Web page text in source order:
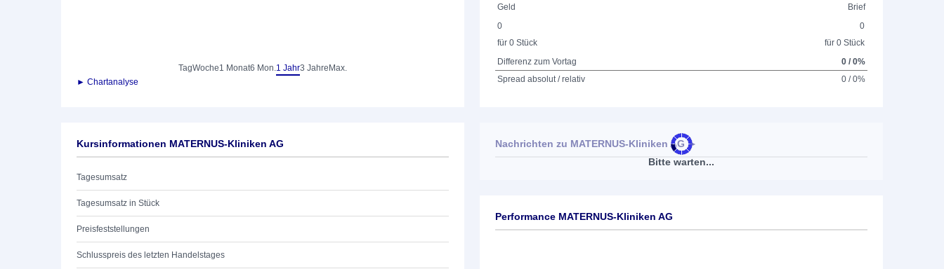
TagWoche1 Monat6 Mon.1 Jahr3 Jahre Max.
► Chartanalyse
Geld
Brief
0
für 0 Stück
0
für 0 Stück
Differenz zum Vortag
0 / 0%
Spread absolut / relativ
0 / 0%
Kursinformationen MATERNUS-Kliniken AG
Tagesumsatz
Tagesumsatz in Stück
Preisfeststellungen
Schlusspreis des letzten Handelstages
Bitte warten...
Nachrichten zu MATERNUS-Kliniken AG►
Performance MATERNUS-Kliniken AG